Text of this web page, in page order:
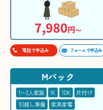
7,980円〜
電話で申込み フォームで申込み
Mパック
1〜2人家族 1K 1DK
片付け
引越し準備
家具家電